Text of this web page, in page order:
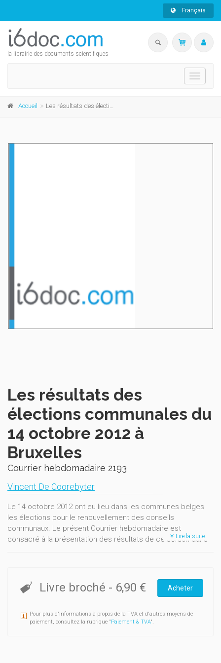
Français
la librairie des documents scientifiques
Toggle
Accueil Les résultats des élections communales du 14 octobre 2012 à Bruxelles
Les résultats des
élections communales du
14 octobre 2012 à
Bruxelles
Courrier hebdomadaire 2193
Vincent De Coorebyter
Le 14 octobre 2012 ont eu lieu dans les communes belges
les élections pour le renouvellement des conseils
communaux. Le présent Courrier hebdomadaire est
consacré à la présentation des résultats de ce scrutin dans
l'analyse. À l’inverse du scrutin précédent, le taux de
participation bruxellois est en baisse, avec une perte de
est le plus faible des trois régions. En termes de rapports de
force, le résultat le plus frappant réside dans un
Lire la suite
Livre broché - 6,90 € Acheter
Pour plus d'informations à propos de la TVA et d'autres moyens de
paiement, consultez la rubrique "Paiement & TVA".